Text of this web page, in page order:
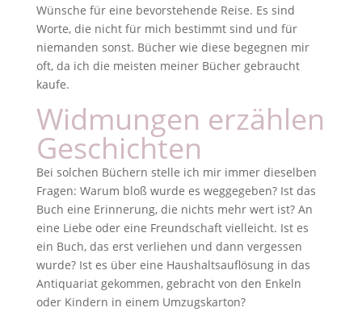
Wünsche für eine bevorstehende Reise. Es sind
Worte, die nicht für mich bestimmt sind und für
niemanden sonst. Bücher wie diese begegnen mir
oft, da ich die meisten meiner Bücher gebraucht
kaufe.
Widmungen erzählen
Geschichten
Bei solchen Büchern stelle ich mir immer dieselben
Fragen: Warum bloß wurde es weggegeben? Ist das
Buch eine Erinnerung, die nichts mehr wert ist? An
eine Liebe oder eine Freundschaft vielleicht. Ist es
ein Buch, das erst verliehen und dann vergessen
wurde? Ist es über eine Haushaltsauflösung in das
Antiquariat gekommen, gebracht von den Enkeln
oder Kindern in einem Umzugskarton?